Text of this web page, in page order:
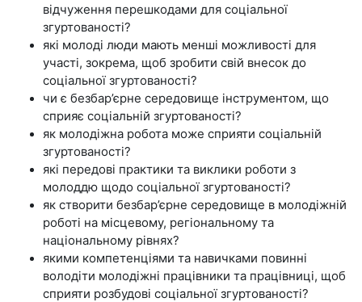
відчуження перешкодами для соціальної
згуртованості?
які молоді люди мають менші можливості для
участі, зокрема, щоб зробити свій внесок до
соціальної згуртованості?
чи є безбар’єрне середовище інструментом, що
сприяє соціальній згуртованості?
як молодіжна робота може сприяти соціальній
згуртованості?
які передові практики та виклики роботи з
молоддю щодо соціальної згуртованості?
як створити безбар’єрне середовище в молодіжній
роботі на місцевому, регіональному та
національному рівнях?
якими компетенціями та навичками повинні
володіти молодіжні працівники та працівниці, щоб
сприяти розбудові соціальної згуртованості?